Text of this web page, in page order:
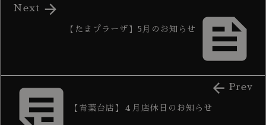

【たまプラーザ】5月のお知らせ

Next
 【青葉台店】４月店休日のお知らせ
 Prev